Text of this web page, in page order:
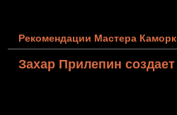
Рекомендации Мастера
Захар Прилепин